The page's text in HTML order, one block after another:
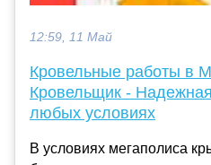
12:59, 11 Май
Кровельные работы в
Кровельщик -
любых условиях
В условиях мегаполиса